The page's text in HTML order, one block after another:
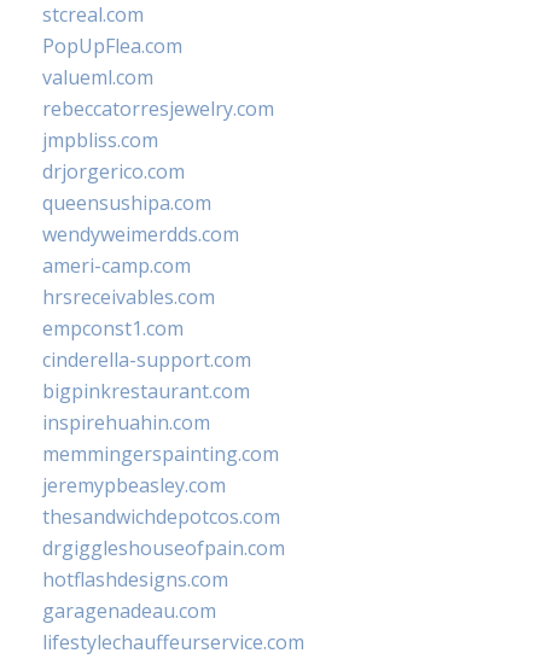
stcreal.com
PopUpFlea.com
valueml.com
rebeccatorresjewelry.com
jmpbliss.com
drjorgerico.com
queensushipa.com
wendyweimerdds.com
ameri-camp.com
hrsreceivables.com
empconst1.com
cinderella-support.com
bigpinkrestaurant.com
inspirehuahin.com
memmingerspainting.com
jeremypbeasley.com
thesandwichdepotcos.com
drgiggleshouseofpain.com
hotflashdesigns.com
garagenadeau.com
lifestylechauffeurservice.com